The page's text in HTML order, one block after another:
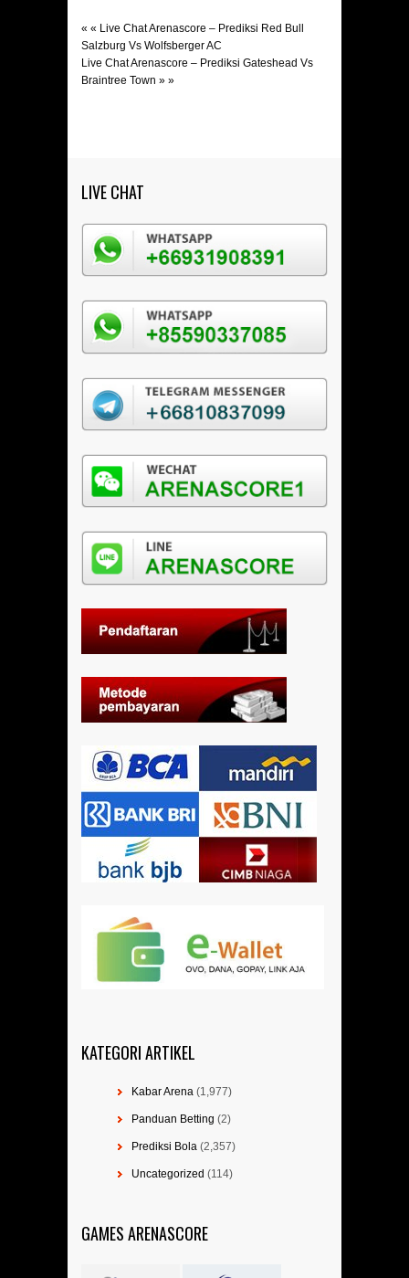
« « Live Chat Arenascore – Prediksi Red Bull
Salzburg Vs Wolfsberger AC
Live Chat Arenascore – Prediksi Gateshead Vs
Braintree Town » »
LIVE CHAT
KATEGORI ARTIKEL
Kabar Arena (1,977)
Panduan Betting (2)
Prediksi Bola (2,357)
Uncategorized (114)
GAMES ARENASCORE